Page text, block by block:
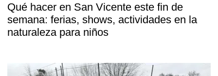
Qué hacer en San Vicente este fin de
semana: ferias, shows, actividades en la
naturaleza para niños